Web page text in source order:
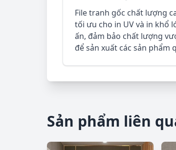
File tranh gốc chất lượng
tối ưu cho in UV và in khổ
ấn, đảm bảo chất lượng
để sản xuất các sản phẩm
Sản phẩm liên